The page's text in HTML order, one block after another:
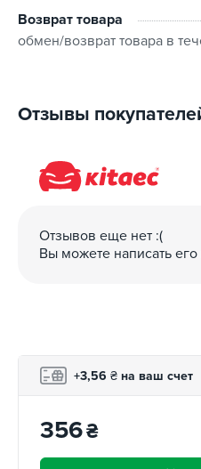
Возврат товара
обмен/возврат товара в
Отзывы
Отзывов еще нет :(
Вы можете написать
+3,56 ₴ на ваш счет
356₴